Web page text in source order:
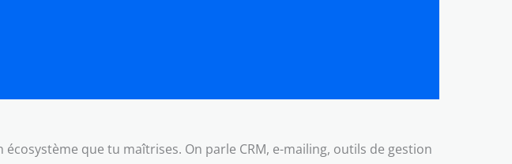
que tu maîtrises. On parle CRM, e-mailing, outils de gestion